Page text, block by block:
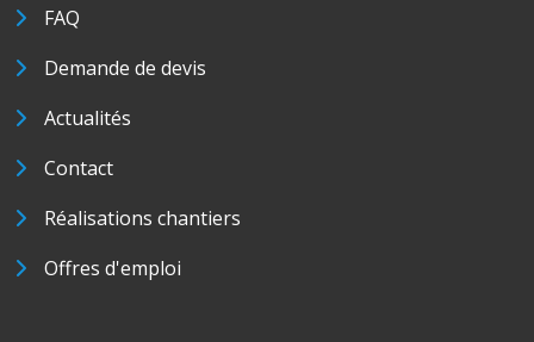
FAQ
Demande de devis
Actualités
Contact
Réalisations chantiers
Offres d'emploi